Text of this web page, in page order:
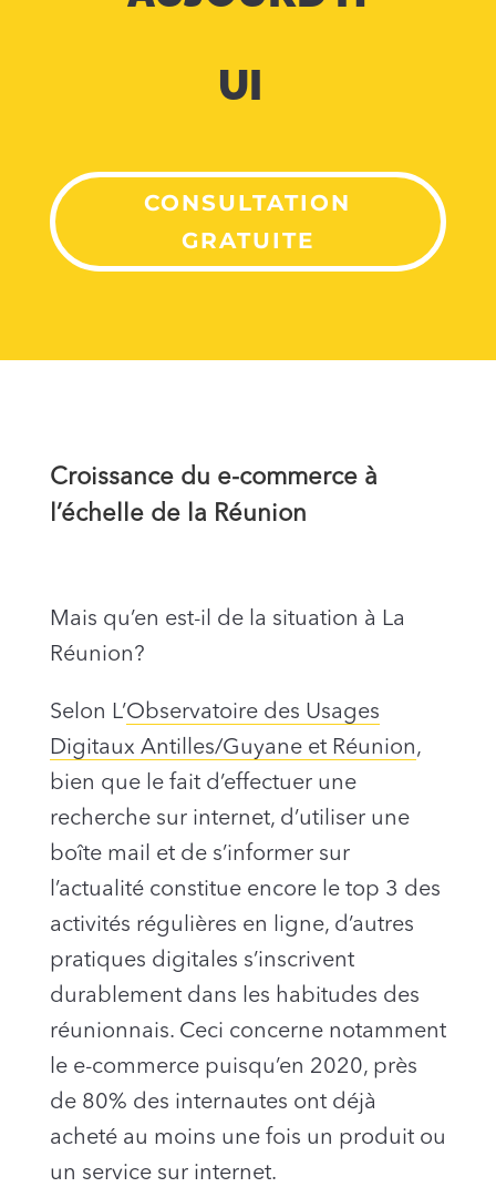
UI
CONSULTATION
GRATUITE
Croissance du e-commerce à
l’échelle de la Réunion
Mais qu’en est-il de la situation à La
Réunion?
Selon L’Observatoire des Usages
Digitaux Antilles/Guyane et Réunion,
bien que le fait d’effectuer une
recherche sur internet, d’utiliser une
boîte mail et de s’informer sur
l’actualité constitue encore le top 3 des
activités régulières en ligne, d’autres
pratiques digitales s’inscrivent
durablement dans les habitudes des
réunionnais. Ceci concerne notamment
le e-commerce puisqu’en 2020, près
de 80% des internautes ont déjà
acheté au moins une fois un produit ou
un service sur internet.